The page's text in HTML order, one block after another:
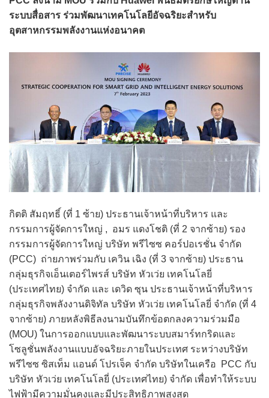
ระบบสื่อสาร ร่วมพัฒนาเทคโนโลยีอัจฉริยะสำหรับ
อุตสาหกรรมพลังงานแห่งอนาคต
กิตติ สัมฤทธิ์ (ที่ 1 ซ้าย) ประธานเจ้าหน้าที่บริหาร และ
กรรมการผู้จัดการใหญ่ , อมร แดงโชติ (ที่ 2 จากซ้าย) รอง
กรรมการผู้จัดการใหญ่ บริษัท พรีไซซ คอร์ปอเรชั่น จำกัด
(PCC) ถ่ายภาพร่วมกับ เควิน เฉิง (ที่ 3 จากซ้าย) ประธาน
กลุ่มธุรกิจเอ็นเตอร์ไพรส์ บริษัท หัวเว่ย เทคโนโลยี่
(ประเทศไทย) จำกัด และ เดวิด ซุน ประธานเจ้าหน้าที่บริหาร
กลุ่มธุรกิจพลังงานดิจิทัล บริษัท หัวเว่ย เทคโนโลยี่ จำกัด (ที่ 4
จากซ้าย) ภายหลังพิธีลงนามบันทึกข้อตกลงความร่วมมือ
(MOU) ในการออกแบบและพัฒนาระบบสมาร์ทกริดและ
โซลูชั่นพลังงานแบบอัจฉริยะภายในประเทศ ระหว่างบริษัท
พรีไซซ ซิสเท็ม แอนด์ โปรเจ็ค จำกัด บริษัทในเครือ PCC กับ
บริษัท หัวเว่ย เทคโนโลยี่ (ประเทศไทย) จำกัด เพื่อทำให้ระบบ
ไฟฟ้ามีความมั่นคงและมีประสิทธิภาพสูงสุด